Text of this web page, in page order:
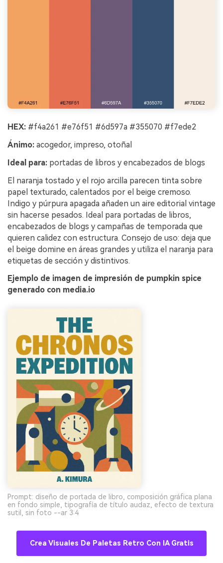
HEX: #f4a261 #e76f51 #6d597a #355070 #f7ede2
Ánimo: acogedor, impreso, otoñal
Ideal para: portadas de libros y encabezados de blogs
El naranja tostado y el rojo arcilla parecen tinta sobre
papel texturado, calentados por el beige cremoso.
Indigo y púrpura apagada añaden un aire editorial vintage
sin hacerse pesados. Ideal para portadas de libros,
encabezados de blogs y campañas de temporada que
quieren calidez con estructura. Consejo de uso: deja que
el beige domine en áreas grandes y utiliza el naranja para
etiquetas de sección y distintivos.
Ejemplo de imagen de impresión de pumpkin spice
generado con media.io
Prompt: diseño de portada de libro, composición gráfica plana
en fondo simple, tipografía de título audaz, efecto de textura
sutil, sin foto --ar 3:4
Crea Visuales De Paletas Retro Con IA Gratis